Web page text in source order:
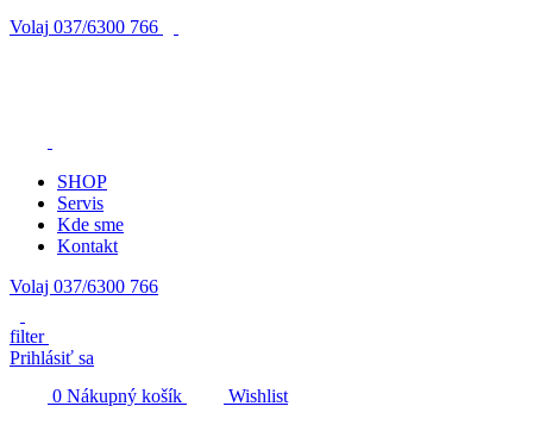
Volaj 037/6300 766
SHOP
Servis
Kde sme
Kontakt
Volaj 037/6300 766
filter
Prihlásiť sa
0 Nákupný košík
Wishlist